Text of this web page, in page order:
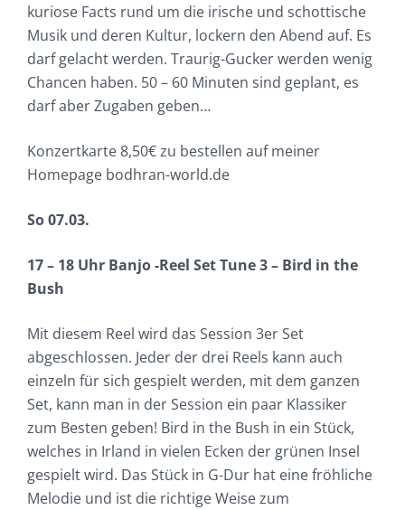
kuriose Facts rund um die irische und schottische
Musik und deren Kultur, lockern den Abend auf. Es
darf gelacht werden. Traurig-Gucker werden wenig
Chancen haben. 50 – 60 Minuten sind geplant, es
darf aber Zugaben geben…
Konzertkarte 8,50€ zu bestellen auf meiner
Homepage bodhran-world.de
So 07.03.
17 – 18 Uhr Banjo -Reel Set Tune 3 – Bird in the
Bush
Mit diesem Reel wird das Session 3er Set
abgeschlossen. Jeder der drei Reels kann auch
einzeln für sich gespielt werden, mit dem ganzen
Set, kann man in der Session ein paar Klassiker
zum Besten geben! Bird in the Bush in ein Stück,
welches in Irland in vielen Ecken der grünen Insel
gespielt wird. Das Stück in G-Dur hat eine fröhliche
Melodie und ist die richtige Weise zum